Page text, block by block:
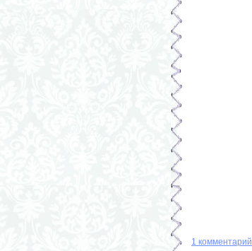
1 комментарий